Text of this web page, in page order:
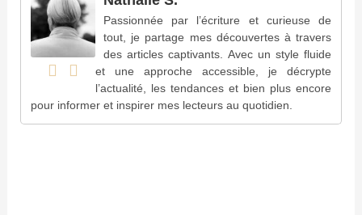
Passionnée par l’écriture et curieuse de
tout, je partage mes découvertes à travers
des articles captivants. Avec un style fluide
et une approche accessible, je décrypte
l’actualité, les tendances et bien plus encore
pour informer et inspirer mes lecteurs au quotidien.